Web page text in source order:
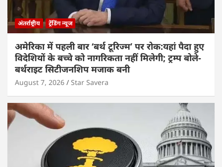
अंतर्राष्ट्रीय ट्रेंडिंग न्यूज
अमेरिका में पहली बार ‘बर्थ टूरिज्म’ पर रोक:यहां पैदा हुए
विदेशियों के बच्चे को नागरिकता नहीं मिलेगी; ट्रम्प बोले-
बर्थराइट सिटीजनशिप मजाक बनी
August 7, 2026 Star Savera